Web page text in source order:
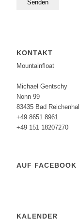
KONTAKT
Mountainfloat
Michael Gentschy
Nonn 99
83435 Bad Reichenhall
+49 8651 8961
+49 151 18207270
AUF FACEBOOK
KALENDER